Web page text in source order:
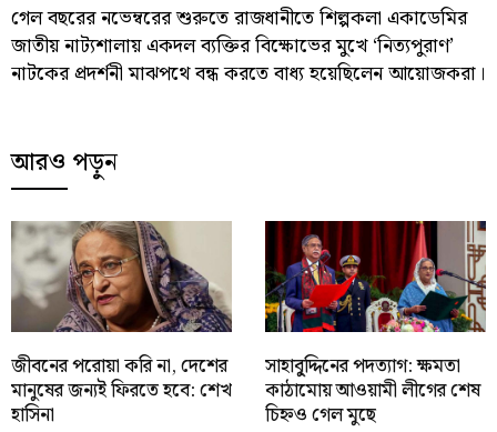
গেল বছরের নভেম্বরের শুরুতে রাজধানীতে শিল্পকলা একাডেমির
জাতীয় নাট্যশালায় একদল ব্যক্তির বিক্ষোভের মুখে ‘নিত্যপুরাণ’
নাটকের প্রদর্শনী মাঝপথে বন্ধ করতে বাধ্য হয়েছিলেন আয়োজকরা।
আরও পড়ুন
জীবনের পরোয়া করি না, দেশের
মানুষের জন্যই ফিরতে হবে: শেখ
হাসিনা
সাহাবু্দ্দিনের পদত্যাগ: ক্ষমতা
কাঠামোয় আওয়ামী লীগের শেষ
চিহ্নও গেল মুছে